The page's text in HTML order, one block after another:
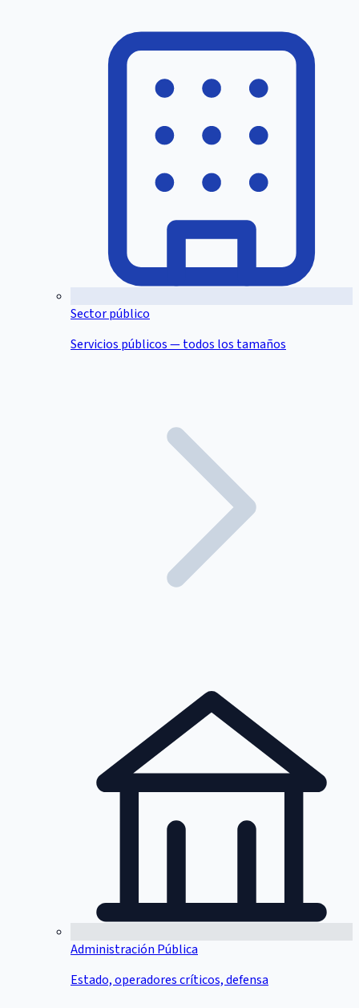
Sector público
Servicios públicos — todos los tamaños
Administración Pública
Estado, operadores críticos, defensa